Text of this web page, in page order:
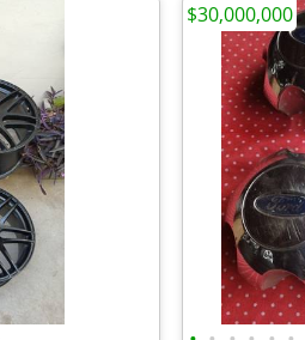
$30,000,000